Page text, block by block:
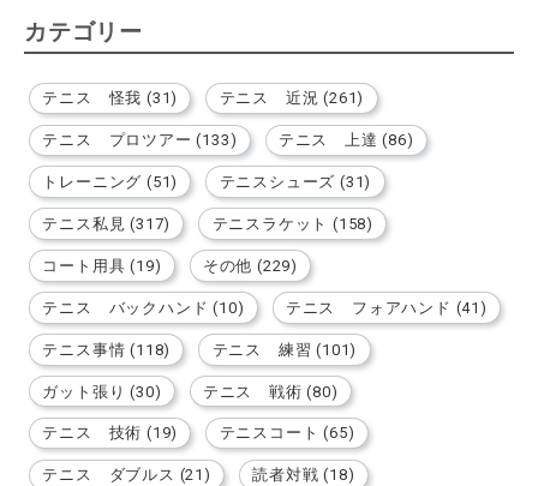
カテゴリー
テニス 怪我 (31) テニス 近況 (261)
テニス プロツアー (133) テニス 上達 (86)
トレーニング (51) テニスシューズ (31)
テニス私見 (317) テニスラケット (158)
コート用具 (19) その他 (229)
テニス バックハンド (10) テニス フォアハンド (41)
テニス事情 (118) テニス 練習 (101)
ガット張り (30) テニス 戦術 (80)
テニス 技術 (19) テニスコート (65)
テニス ダブルス (21) 読者対戦 (18)